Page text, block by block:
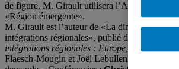
de figure, M. Girault utilisera l’Amérique du
«Région émergente».
M. Girault est l’auteur de «La dimension
intégrations régionales», publié dans
intégrations régionales : Europe, Amérique,
Flaesch-Mougin et Joël Lebullenger (dir.). –